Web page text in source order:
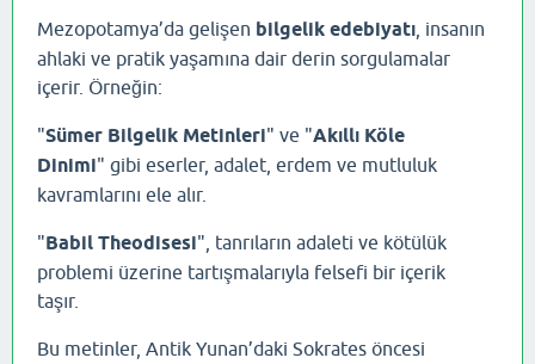
Mezopotamya’da gelişen bilgelik edebiyatı , insanın
ahlaki ve pratik yaşamına dair derin sorgulamalar
içerir. Örneğin:
"Sümer Bilgelik Metinleri" ve "Akıllı Köle
Dinimi" gibi eserler, adalet, erdem ve mutluluk
kavramlarını ele alır.
"Babil Theodisesi", tanrıların adaleti ve kötülük
problemi üzerine tartışmalarıyla felsefi bir içerik
taşır.
Bu metinler, Antik Yunan’daki Sokrates öncesi